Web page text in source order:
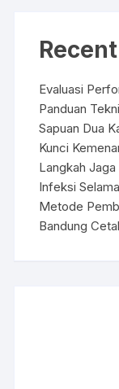
Evaluasi
Panduan
Sapuan Dua
Kunci
Langkah
Infeksi
Metode
Bandung